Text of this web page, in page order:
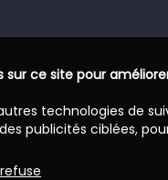
sur ce site pour
technologies de
publicités ciblées,